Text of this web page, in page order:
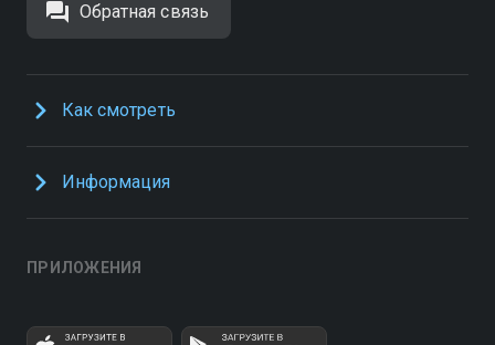
Обратная связь
Как смотреть
Информация
ПРИЛОЖЕНИЯ